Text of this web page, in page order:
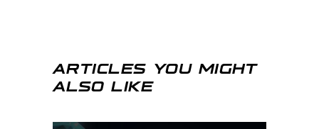
ARTICLES YOU MIGHT
ALSO LIKE